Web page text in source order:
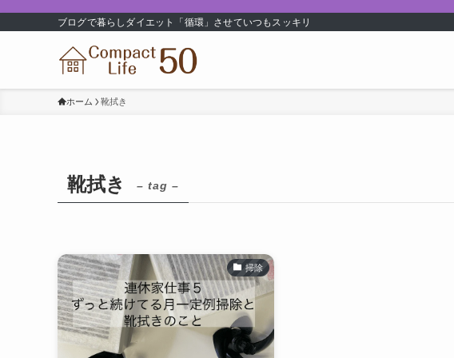
ブログで暮らしダイエット「循環」させていつもスッキリ
ホーム 靴拭き
靴拭き – tag –
掃除